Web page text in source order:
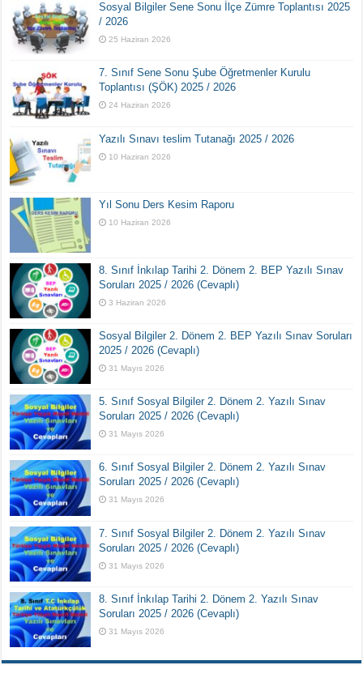
Sosyal Bilgiler Sene Sonu İlçe Zümre Toplantısı 2025
/ 2026
25 Haziran 2026
7. Sınıf Sene Sonu Şube Öğretmenler Kurulu
Toplantısı (ŞÖK) 2025 / 2026
24 Haziran 2026
Yazılı Sınavı teslim Tutanağı 2025 / 2026
10 Haziran 2026
Yıl Sonu Ders Kesim Raporu
10 Haziran 2026
8. Sınıf İnkılap Tarihi 2. Dönem 2. BEP Yazılı Sınav
Soruları 2025 / 2026 (Cevaplı)
3 Haziran 2026
Sosyal Bilgiler 2. Dönem 2. BEP Yazılı Sınav Soruları
2025 / 2026 (Cevaplı)
31 Mayıs 2026
5. Sınıf Sosyal Bilgiler 2. Dönem 2. Yazılı Sınav
Soruları 2025 / 2026 (Cevaplı)
31 Mayıs 2026
6. Sınıf Sosyal Bilgiler 2. Dönem 2. Yazılı Sınav
Soruları 2025 / 2026 (Cevaplı)
31 Mayıs 2026
7. Sınıf Sosyal Bilgiler 2. Dönem 2. Yazılı Sınav
Soruları 2025 / 2026 (Cevaplı)
31 Mayıs 2026
8. Sınıf İnkılap Tarihi 2. Dönem 2. Yazılı Sınav
Soruları 2025 / 2026 (Cevaplı)
31 Mayıs 2026